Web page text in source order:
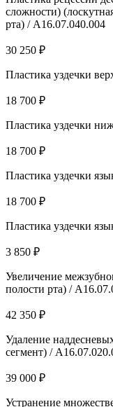
сложности)
рта) / А16.07.040.004
30 250 ₽
Пластика уздечки
18 700 ₽
Пластика уздечки
18 700 ₽
Пластика уздечки
18 700 ₽
Пластика уздечки
3 850 ₽
Увеличение
полости рта) /
42 350 ₽
Удаление
сегмент) /
39 000 ₽
Устранение